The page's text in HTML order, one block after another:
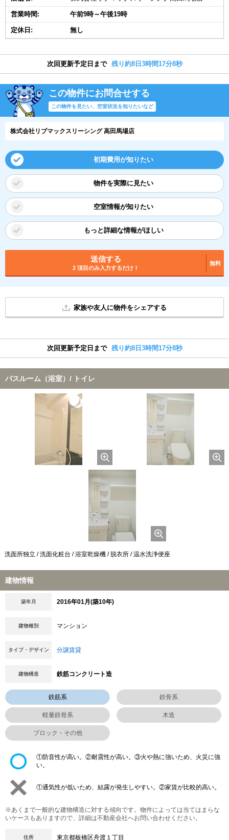
営業時間: 午前9時～午後19時
定休日: 無し
次回更新予定日まで 残り約8日3時間17分7秒
この物件にお問合せする
この物件を見たい、空室状況を知りたいなど
株式会社リブマックスリーシング 高田馬場店
初期費用が知りたい
物件を実際に見たい
空室情報が知りたい
もっと詳細な情報がほしい
送信する
2 項目のみ入力するだけ！
無料
家族や友人に物件をシェアする
次回更新予定日まで 残り約8日3時間17分7秒
バスルーム（浴室）/ トイレ
洗面所独立 / 洗面化粧台 / 浴室乾燥機 / 脱衣所 / 温水洗浄便座
建物情報
築年月 2016年01月(築10年)
建物種別 マンション
タイプ・デザイン 分譲賃貸
建物構造 鉄筋コンクリート造
鉄筋系 鉄骨系
軽量鉄骨系 木造
ブロック・その他
①防音性が高い。②耐震性が高い。③火や熱に強いため、火災に強
い。
①通気性が低いため、結露が発生しやすい。②家賃が比較的高い。
※あくまで一般的な建物構造に対する傾向です。物件によっては当てはまらな
いケースもありますので、詳細は不動産会社へお問い合わせください。
住所 東京都板橋区舟渡１丁目